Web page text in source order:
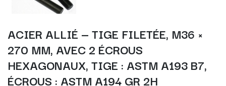
ACIER ALLIÉ — TIGE FILETÉE, M36 ×
270 MM, AVEC 2 ÉCROUS
HEXAGONAUX, TIGE : ASTM A193 B7,
ÉCROUS : ASTM A194 GR 2H